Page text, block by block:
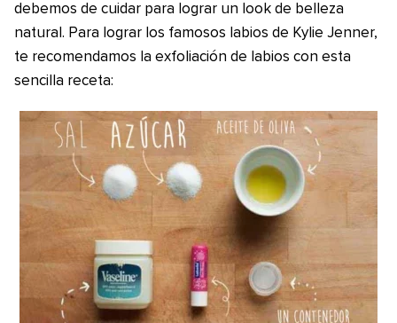
debemos de cuidar para lograr un look de belleza
natural. Para lograr los famosos labios de Kylie Jenner,
te recomendamos la exfoliación de labios con esta
sencilla receta: